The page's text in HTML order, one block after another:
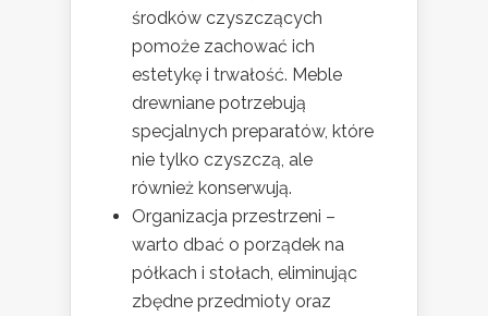
środków czyszczących
pomoże zachować ich
estetykę i trwałość. Meble
drewniane potrzebują
specjalnych preparatów, które
nie tylko czyszczą, ale
również konserwują.
Organizacja przestrzeni –
warto dbać o porządek na
półkach i stołach, eliminując
zbędne przedmioty oraz